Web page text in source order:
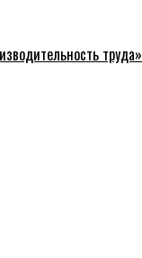
труда»